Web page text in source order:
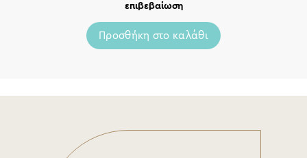
επιβεβαίωση
Προσθήκη στο καλάθι